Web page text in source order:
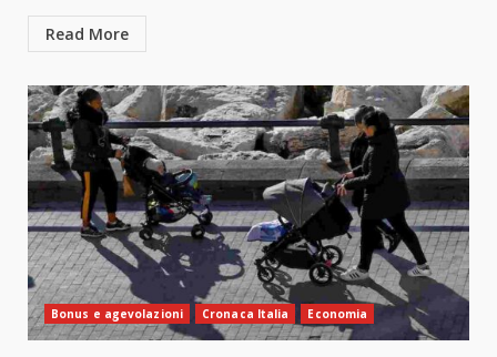
Read More
Bonus e agevolazioni Cronaca Italia Economia